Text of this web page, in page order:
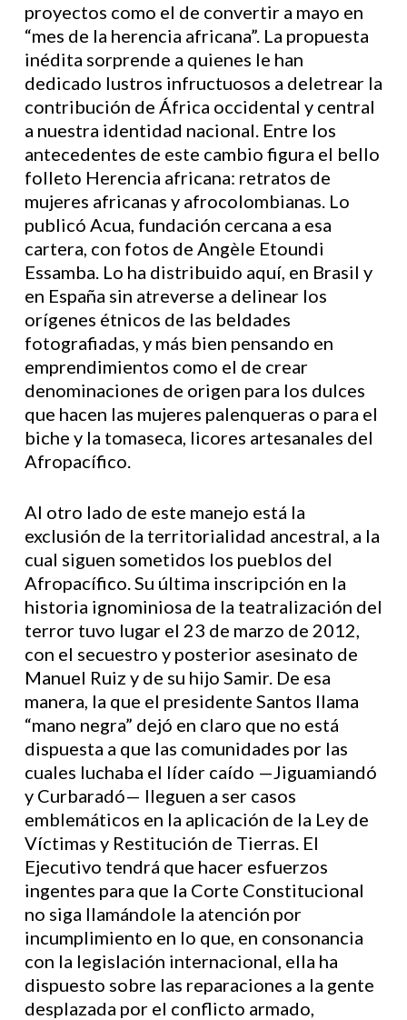
proyectos como el de convertir a mayo en
“mes de la herencia africana”. La propuesta
inédita sorprende a quienes le han
dedicado lustros infructuosos a deletrear la
contribución de África occidental y central
a nuestra identidad nacional. Entre los
antecedentes de este cambio figura el bello
folleto Herencia africana: retratos de
mujeres africanas y afrocolombianas. Lo
publicó Acua, fundación cercana a esa
cartera, con fotos de Angèle Etoundi
Essamba. Lo ha distribuido aquí, en Brasil y
en España sin atreverse a delinear los
orígenes étnicos de las beldades
fotografiadas, y más bien pensando en
emprendimientos como el de crear
denominaciones de origen para los dulces
que hacen las mujeres palenqueras o para el
biche y la tomaseca, licores artesanales del
Afropacífico.
Al otro lado de este manejo está la
exclusión de la territorialidad ancestral, a la
cual siguen sometidos los pueblos del
Afropacífico. Su última inscripción en la
historia ignominiosa de la teatralización del
terror tuvo lugar el 23 de marzo de 2012,
con el secuestro y posterior asesinato de
Manuel Ruiz y de su hijo Samir. De esa
manera, la que el presidente Santos llama
“mano negra” dejó en claro que no está
dispuesta a que las comunidades por las
cuales luchaba el líder caído —Jiguamiandó
y Curbaradó— lleguen a ser casos
emblemáticos en la aplicación de la Ley de
Víctimas y Restitución de Tierras. El
Ejecutivo tendrá que hacer esfuerzos
ingentes para que la Corte Constitucional
no siga llamándole la atención por
incumplimiento en lo que, en consonancia
con la legislación internacional, ella ha
dispuesto sobre las reparaciones a la gente
desplazada por el conflicto armado,